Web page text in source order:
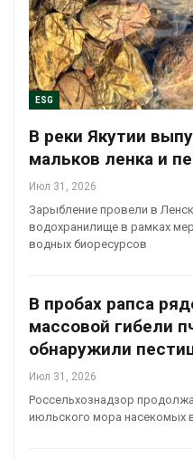
ESG
В реки Якутии
мальков ленка и
Июл 31, 2026
Зарыбление провели в
водохранилище в рамках
водных биоресурсов
В пробах рапса
массовой гибели
обнаружили
Июл 31, 2026
Россельхознадзор
июльского мора насекомых